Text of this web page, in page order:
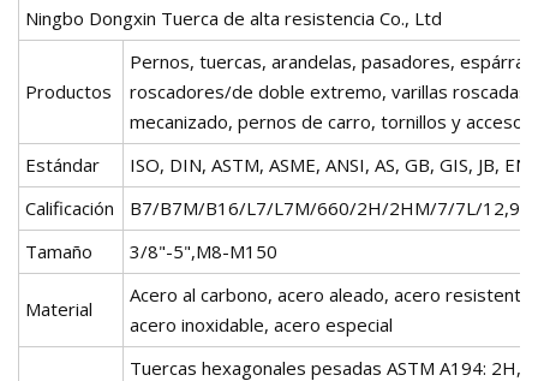
Ningbo Dongxin Tuerca de alta resistencia Co., Ltd
Productos
Pernos, tuercas, arandelas, pasadores,
roscadores/de doble extremo, varillas roscadas,
mecanizado, pernos de carro, tornillos y
Estándar
ISO, DIN, ASTM, ASME, ANSI, AS, GB, GIS, JB,
Calificación
B7/B7M/B16/L7/L7M/660/2H/2HM/7/7L/12,9/
Tamaño
3/8"-5",M8-M150
Material
Acero al carbono, acero aleado, acero resistente
acero inoxidable, acero especial
Tuercas hexagonales pesadas ASTM A194: 2H,